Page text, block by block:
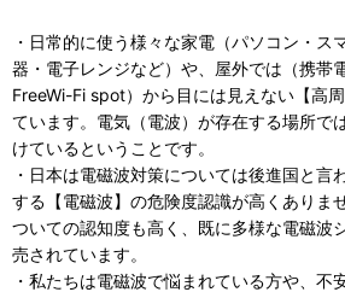
・日常的に使う様々な家電（パソコン・ス
器・電子レンジなど）や、屋外では（携帯
FreeWi-Fi spot）から目には見えない【高
ています。電気（電波）が存在する場所で
けているということです。
・日本は電磁波対策については後進国と言
する【電磁波】の危険度認識が高くありま
ついての認知度も高く、既に多様な電磁波
売されています。
・私たちは電磁波で悩まれている方や、不